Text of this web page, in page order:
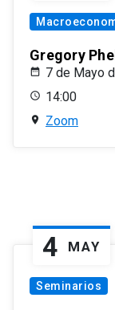
Gregory
7 de Mayo
14:00
Zoom
4 MAY
Seminarios